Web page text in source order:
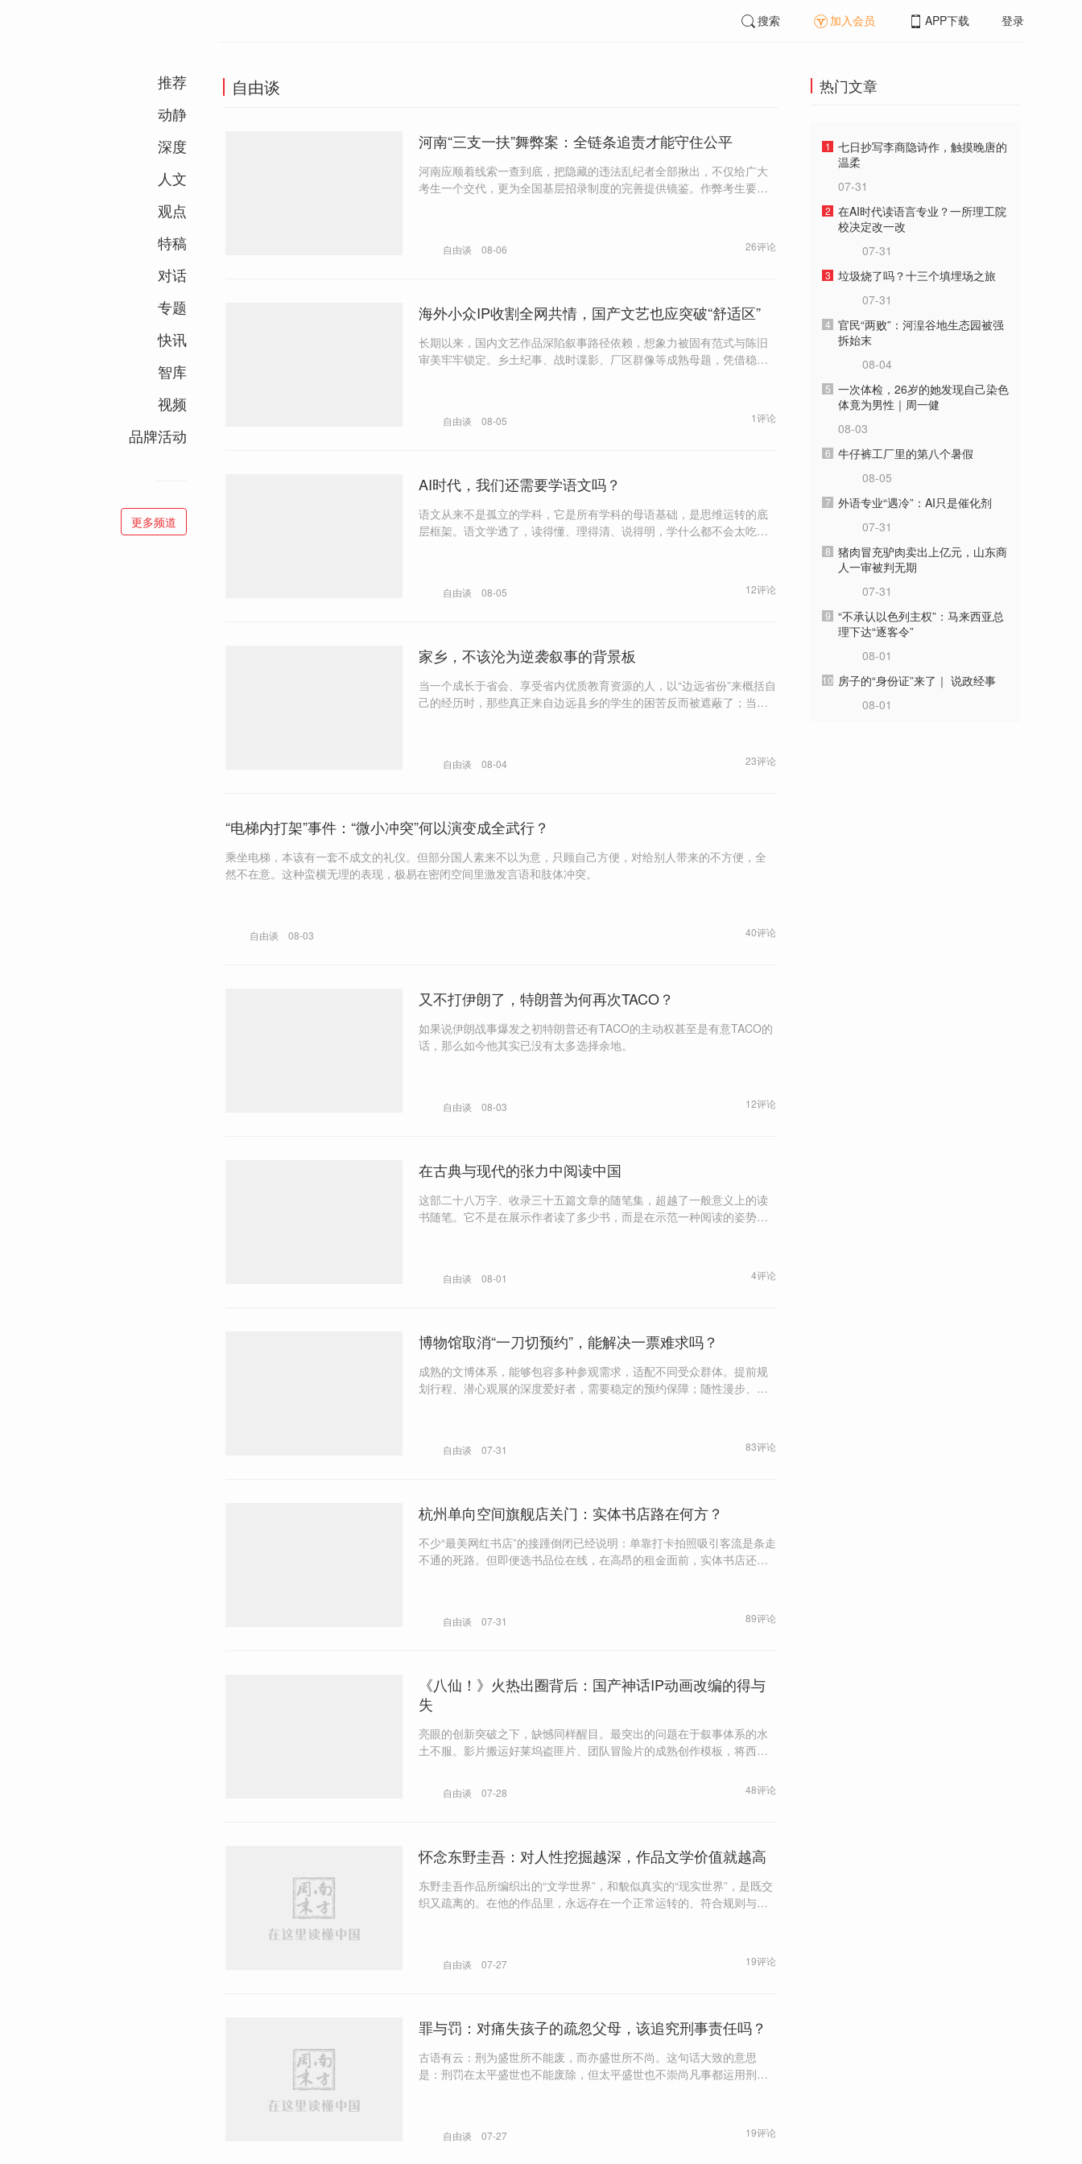
推荐
动静
深度
人文
观点
特稿
对话
专题
快讯
智库
视频
品牌活动
更多频道
搜索 加入会员 APP下载 登录
自由谈
河南“三支一扶”舞弊案：全链条追责才能守住公平
河南应顺着线索一查到底，把隐藏的违法乱纪者全部揪出，不仅给广大
考生一个交代，更为全国基层招录制度的完善提供镜鉴。作弊考生要付
自由谈 08-06 26评论
海外小众IP收割全网共情，国产文艺也应突破“舒适区”
长期以来，国内文艺作品深陷叙事路径依赖，想象力被固有范式与陈旧
审美牢牢锁定。乡土纪事、战时谍影、厂区群像等成熟母题，凭借稳定
自由谈 08-05 1评论
AI时代，我们还需要学语文吗？
语文从来不是孤立的学科，它是所有学科的母语基础，是思维运转的底
层框架。语文学透了，读得懂、理得清、说得明，学什么都不会太吃
自由谈 08-05 12评论
家乡，不该沦为逆袭叙事的背景板
当一个成长于省会、享受省内优质教育资源的人，以“边远省份”来概括自
己的经历时，那些真正来自边远县乡的学生的困苦反而被遮蔽了；当云
自由谈 08-04 23评论
“电梯内打架”事件：“微小冲突”何以演变成全武行？
乘坐电梯，本该有一套不成文的礼仪。但部分国人素来不以为意，只顾自己方便，对给别人带来的不方便，全
然不在意。这种蛮横无理的表现，极易在密闭空间里激发言语和肢体冲突。
自由谈 08-03 40评论
又不打伊朗了，特朗普为何再次TACO？
如果说伊朗战事爆发之初特朗普还有TACO的主动权甚至是有意TACO的
话，那么如今他其实已没有太多选择余地。
自由谈 08-03 12评论
在古典与现代的张力中阅读中国
这部二十八万字、收录三十五篇文章的随笔集，超越了一般意义上的读
书随笔。它不是在展示作者读了多少书，而是在示范一种阅读的姿势
自由谈 08-01 4评论
博物馆取消“一刀切预约”，能解决一票难求吗？
成熟的文博体系，能够包容多种参观需求，适配不同受众群体。提前规
划行程、潜心观展的深度爱好者，需要稳定的预约保障；随性漫步、偶
自由谈 07-31 83评论
杭州单向空间旗舰店关门：实体书店路在何方？
不少“最美网红书店”的接踵倒闭已经说明：单靠打卡拍照吸引客流是条走
不通的死路。但即便选书品位在线，在高昂的租金面前，实体书店还是
自由谈 07-31 89评论
《八仙！》火热出圈背后：国产神话IP动画改编的得与
失
亮眼的创新突破之下，缺憾同样醒目。最突出的问题在于叙事体系的水
土不服。影片搬运好莱坞盗匪片、团队冒险片的成熟创作模板，将西式
自由谈 07-28 48评论
怀念东野圭吾：对人性挖掘越深，作品文学价值就越高
东野圭吾作品所编织出的“文学世界”，和貌似真实的“现实世界”，是既交
织又疏离的。在他的作品里，永远存在一个正常运转的、符合规则与道
规做法，使读者在黑白难辨、冷暖错位中体会到人性的真实。
自由谈 07-27 19评论
罪与罚：对痛失孩子的疏忽父母，该追究刑事责任吗？
古语有云：刑为盛世所不能废，而亦盛世所不尚。这句话大致的意思
是：刑罚在太平盛世也不能废除，但太平盛世也不崇尚凡事都运用刑罚
自由谈 07-27 19评论
热门文章
1
七日抄写李商隐诗作，触摸晚唐的
温柔
07-31
2 在AI时代读语言专业？一所理工院
校决定改一改
07-31
3 垃圾烧了吗？十三个填埋场之旅
07-31
4 官民“两败”：河湟谷地生态园被强
拆始末
08-04
5 一次体检，26岁的她发现自己染色
体竟为男性｜周一健
08-03
6 牛仔裤工厂里的第八个暑假
08-05
7 外语专业“遇冷”：AI只是催化剂
07-31
8 猪肉冒充驴肉卖出上亿元，山东商
人一审被判无期
07-31
9 “不承认以色列主权”：马来西亚总
理下达“逐客令”
08-01
10 房子的“身份证”来了｜ 说政经事
08-01